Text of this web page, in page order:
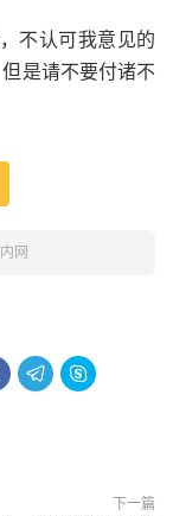
不认可我意见的
是请不要付诸不
网
 
下一篇